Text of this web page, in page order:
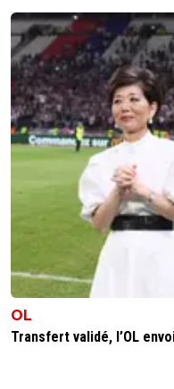
OL
Transfert validé, l’OL